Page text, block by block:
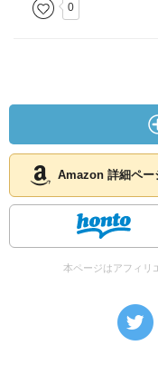
0
Amazon 詳細ペー
本ページはアフィリ